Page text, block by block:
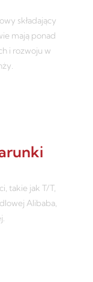
składający
mają ponad
i rozwoju w
takie jak T/T,
Alibaba,